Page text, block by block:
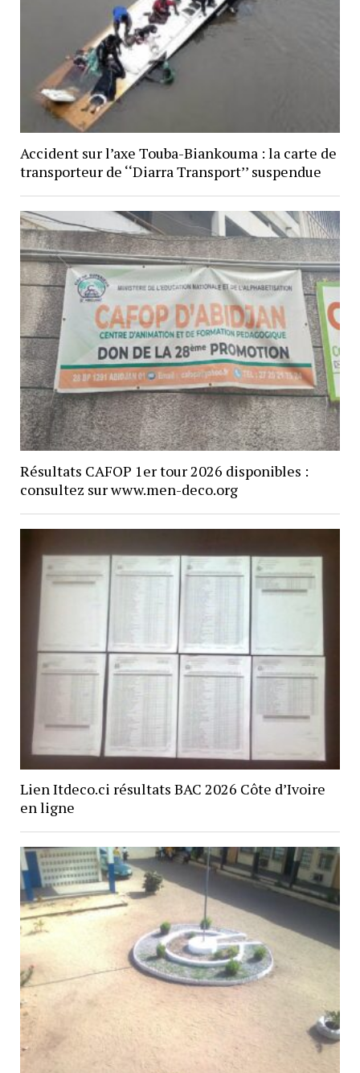
Accident sur l’axe Touba-Biankouma : la carte de
transporteur de ‘‘Diarra Transport’’ suspendue
Résultats CAFOP 1er tour 2026 disponibles :
consultez sur www.men-deco.org
Lien Itdeco.ci résultats BAC 2026 Côte d’Ivoire
en ligne